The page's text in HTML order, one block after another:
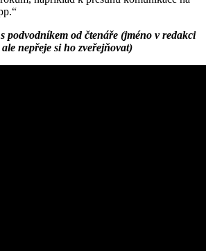
podvodníkem od čtenáře (jméno v redakci
ale nepřeje si ho zveřejňovat)